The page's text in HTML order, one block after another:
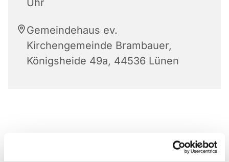
Gemeindehaus ev.
Kirchengemeinde Brambauer,
Königsheide 49a, 44536 Lünen